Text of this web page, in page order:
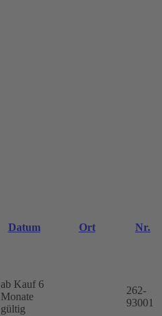
Datum Ort
Nr.
ab Kauf 6
Monate
gültig
262-
93001